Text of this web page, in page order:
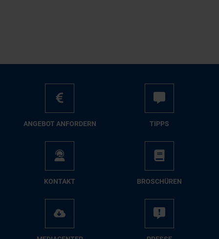
AN­GE­BOT AN­FOR­DERN TIPPS
KON­TAKT BRO­SCHÜ­REN